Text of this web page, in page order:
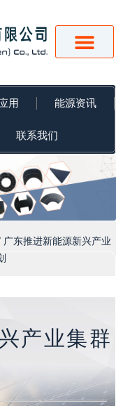
用 能源资讯
联系我们
广东推进新能源新兴产业
产业集群